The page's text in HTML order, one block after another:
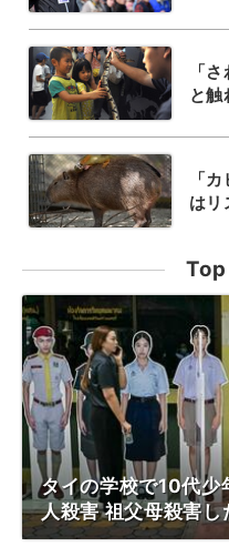
「
と触
「
はリ
タイの学校で10代少
人殺害 祖父母殺害し